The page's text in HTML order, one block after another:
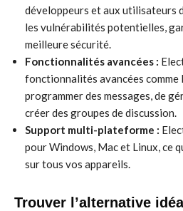
développeurs et aux utilisateurs
les vulnérabilités potentielles,
meilleure sécurité.
Fonctionnalités avancées :
fonctionnalités avancées comme
programmer des messages, de
créer des groupes de discussion.
Support multi-plateforme :
pour Windows, Mac et Linux, ce
sur tous vos appareils.
Trouver l’alternative